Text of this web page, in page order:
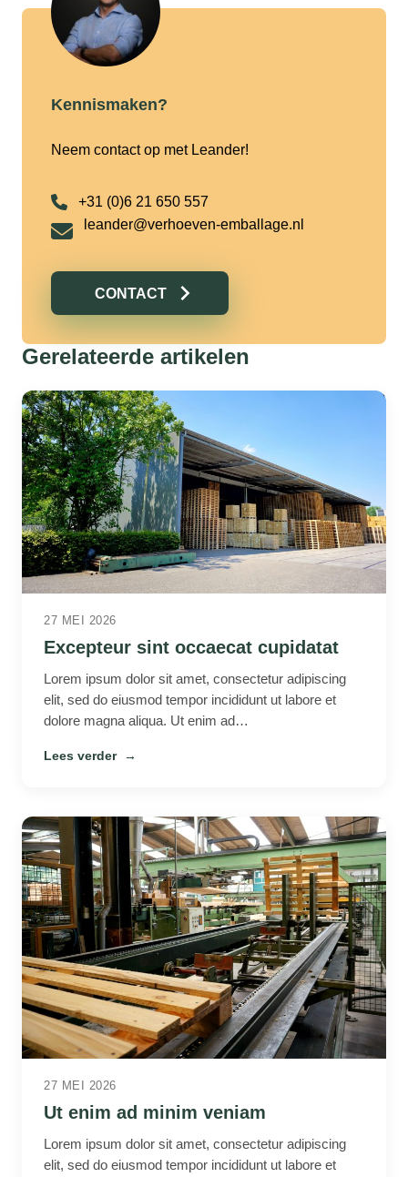
Kennismaken?
Neem contact op met Leander!
+31 (0)6 21 650 557
leander@verhoeven-emballage.nl
CONTACT
Gerelateerde artikelen
27 MEI 2026
Excepteur sint occaecat cupidatat
Lorem ipsum dolor sit amet, consectetur adipiscing
elit, sed do eiusmod tempor incididunt ut labore et
dolore magna aliqua. Ut enim ad…
Lees verder →
27 MEI 2026
Ut enim ad minim veniam
Lorem ipsum dolor sit amet, consectetur adipiscing
elit, sed do eiusmod tempor incididunt ut labore et